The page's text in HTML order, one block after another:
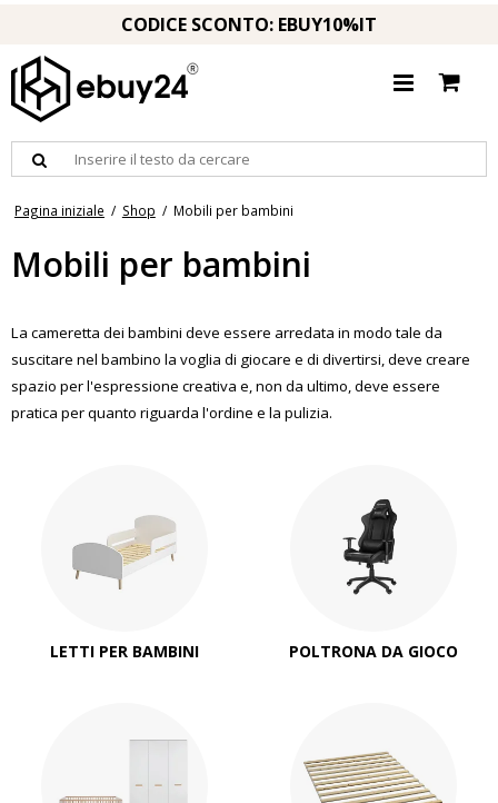
CODICE SCONTO: EBUY10%IT
Pagina iniziale / Shop / Mobili per bambini
Mobili per bambini
La cameretta dei bambini deve essere arredata in modo tale da
suscitare nel bambino la voglia di giocare e di divertirsi, deve creare
spazio per l'espressione creativa e, non da ultimo, deve essere
pratica per quanto riguarda l'ordine e la pulizia.
LETTI PER BAMBINI POLTRONA DA GIOCO